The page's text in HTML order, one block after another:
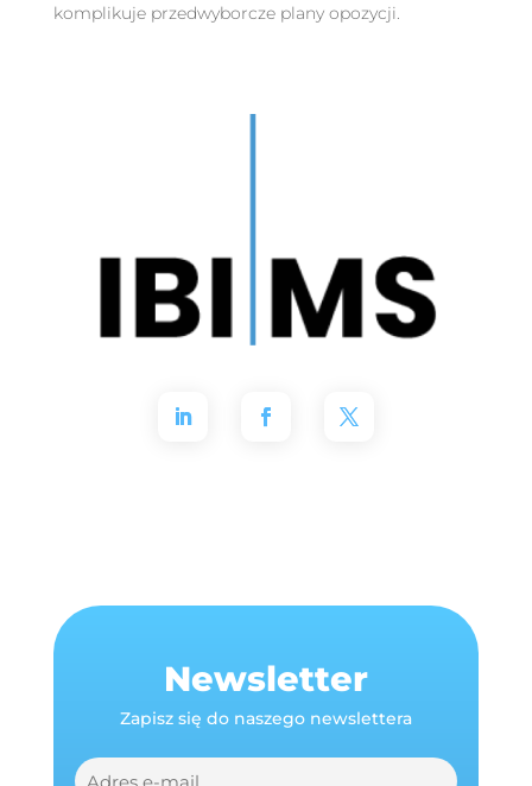
komplikuje przedwyborcze plany opozycji.
Newsletter
Zapisz się do naszego newslettera